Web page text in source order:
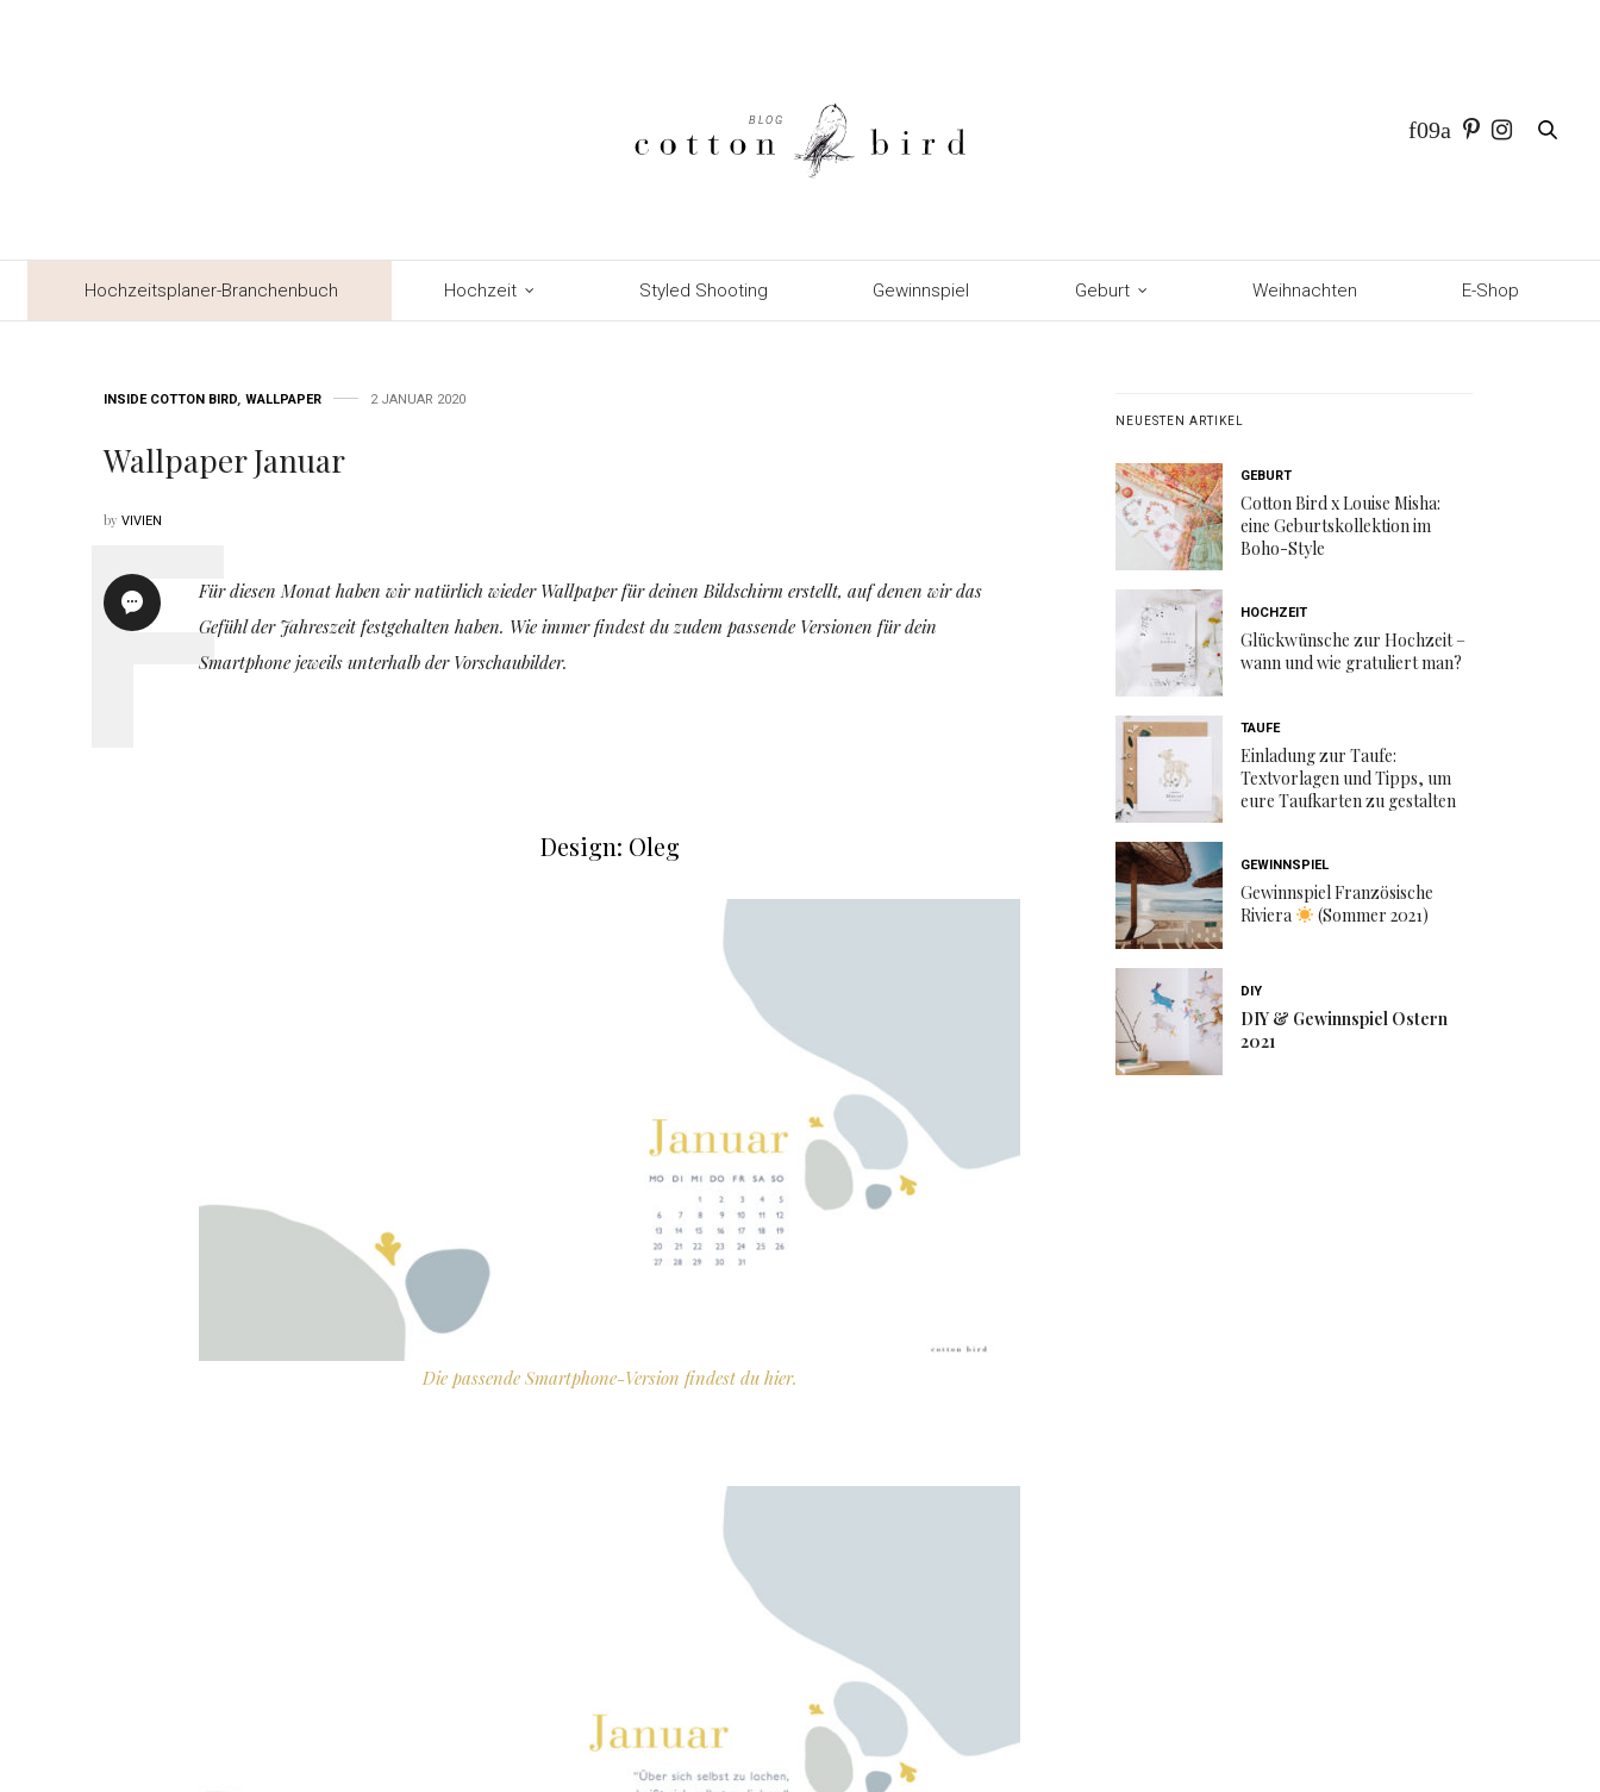
Hochzeitsplaner-Branchenbuch Hochzeit Styled Shooting Gewinnspiel Geburt Weihnachten E-Shop
INSIDE COTTON BIRD, WALLPAPER 2 JANUAR 2020
Wallpaper Januar
by VIVIEN
Für diesen Monat haben wir natürlich wieder Wallpaper für deinen Bildschirm erstellt, auf denen wir das
Gefühl der Jahreszeit festgehalten haben. Wie immer findest du zudem passende Versionen für dein
Smartphone jeweils unterhalb der Vorschaubilder.
Design: Oleg
Die passende Smartphone-Version findest du hier.
NEUESTEN ARTIKEL
GEBURT
Cotton Bird x Louise Misha:
eine Geburtskollektion im
Boho-Style
HOCHZEIT
Glückwünsche zur Hochzeit –
wann und wie gratuliert man?
TAUFE
Einladung zur Taufe:
Textvorlagen und Tipps, um
eure Taufkarten zu gestalten
GEWINNSPIEL
Gewinnspiel Französische
Riviera
(Sommer 2021)
DIY
DIY & Gewinnspiel Ostern
2021